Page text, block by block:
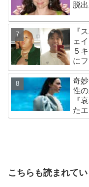
脱
『
ェ
５
に
奇
性
『
た
演
こちらも読まれてい